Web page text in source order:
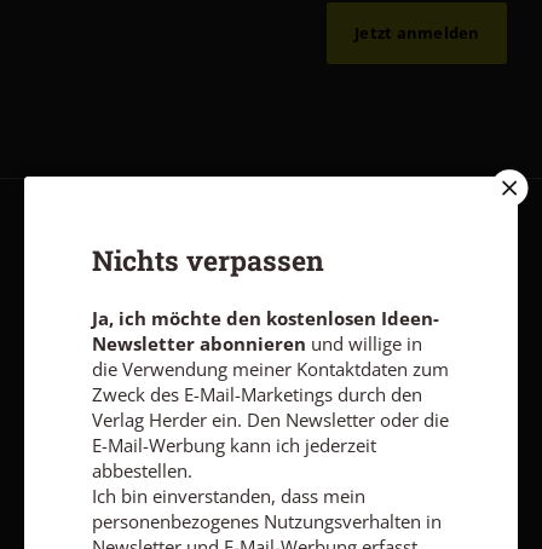
Jetzt anmelden
Impressum
Vertrag widerrufen Abo online kündigen
Nichts verpassen
Ja, ich möchte den kostenlosen Ideen-
Newsletter abonnieren und willige in
die Verwendung meiner Kontaktdaten zum
Zweck des E-Mail-Marketings durch den
Verlag Herder ein. Den Newsletter oder die
E-Mail-Werbung kann ich jederzeit
abbestellen.
Ich bin einverstanden, dass mein
personenbezogenes Nutzungsverhalten in